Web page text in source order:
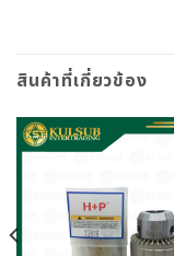
สินค้าที่เกี่ยวข้อง